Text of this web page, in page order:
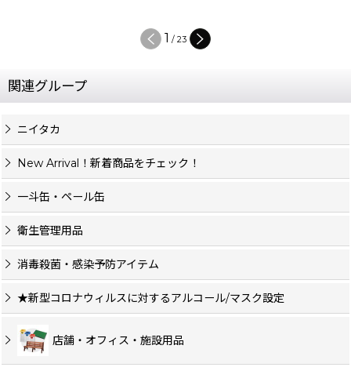
1 / 23
関連グループ
ニイタカ
New Arrival！新着商品をチェック！
一斗缶・ペール缶
衛生管理用品
消毒殺菌・感染予防アイテム
★新型コロナウィルスに対するアルコール/マスク設定
店舗・オフィス・施設用品